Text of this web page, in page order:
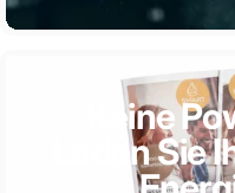
Keine
Laden Sie